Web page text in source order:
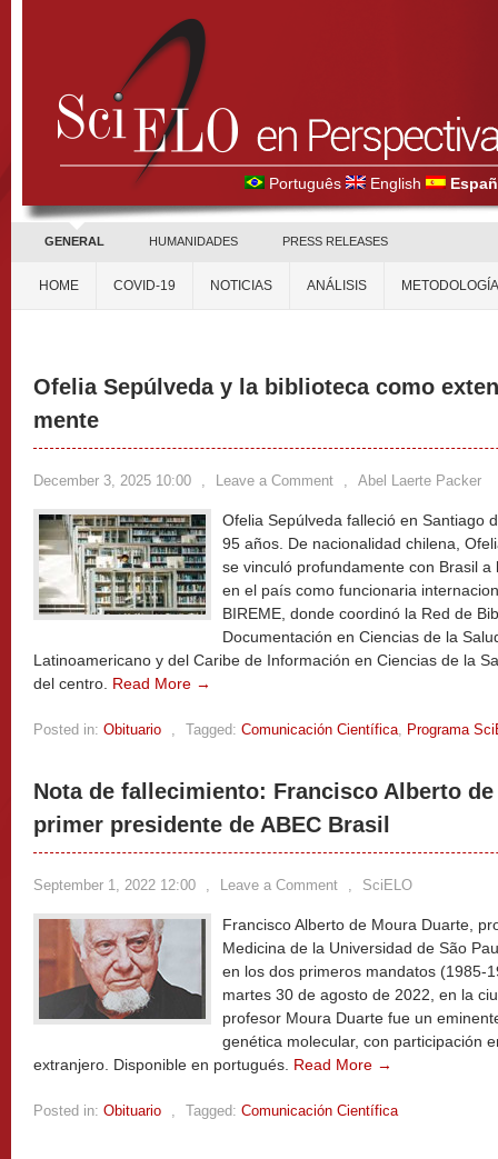
Português English
GENERAL HUMANIDADES PRESS RELEASES
HOME COVID-19 NOTICIAS ANÁLISIS METODOLOGÍA
Ofelia Sepúlveda y la biblioteca como
mente
December 3, 2025 10:00 , Leave a Comment , Abel Laerte Packer
Ofelia Sepúlveda falleció en Santiago
95 años. De nacionalidad chilena,
se vinculó profundamente con Brasil
en el país como funcionaria
BIREME, donde coordinó la Red de
Documentación en Ciencias de la
Latinoamericano y del Caribe de Información en Ciencias de la
del centro. Read More →
Posted in: Obituario , Tagged: Comunicación Científica, Programa
Nota de fallecimiento: Francisco Alberto
primer presidente de ABEC Brasil
September 1, 2022 12:00 , Leave a Comment , SciELO
Francisco Alberto de Moura Duarte,
Medicina de la Universidad de São
en los dos primeros mandatos (1985-
martes 30 de agosto de 2022, en la
profesor Moura Duarte fue un
genética molecular, con participación
extranjero. Disponible en portugués. Read More →
Posted in: Obituario , Tagged: Comunicación Científica